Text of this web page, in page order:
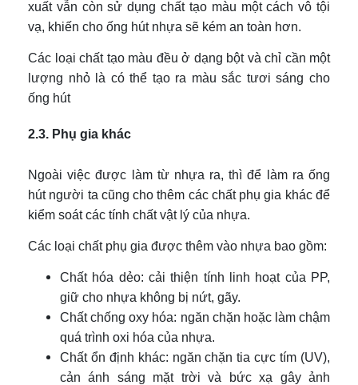
xuất vẫn còn sử dụng chất tạo màu một cách vô tội
vạ, khiến cho ống hút nhựa sẽ kém an toàn hơn.
Các loại chất tạo màu đều ở dạng bột và chỉ cần một
lượng nhỏ là có thể tạo ra màu sắc tươi sáng cho
ống hút
2.3. Phụ gia khác
Ngoài việc được làm từ nhựa ra, thì để làm ra ống
hút người ta cũng cho thêm các chất phụ gia khác để
kiểm soát các tính chất vật lý của nhựa.
Các loại chất phụ gia được thêm vào nhựa bao gồm:
Chất hóa dẻo: cải thiện tính linh hoạt của PP,
giữ cho nhựa không bị nứt, gãy.
Chất chống oxy hóa: ngăn chặn hoặc làm chậm
quá trình oxi hóa của nhựa.
Chất ổn định khác: ngăn chặn tia cực tím (UV),
cản ánh sáng mặt trời và bức xạ gây ảnh